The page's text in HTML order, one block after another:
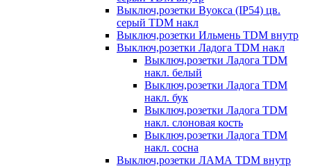
Выключ,розетки Вуокса (IP54) цв.
серый TDM накл
Выключ,розетки Ильмень TDM внутр
Выключ,розетки Ладога TDM накл
Выключ,розетки Ладога TDM
накл. белый
Выключ,розетки Ладога TDM
накл. бук
Выключ,розетки Ладога TDM
накл. слоновая кость
Выключ,розетки Ладога TDM
накл. сосна
Выключ,розетки ЛАМА TDM внутр